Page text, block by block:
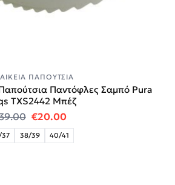
ΠΑΠΟΎΤΣΙΑ
Παπούτσια Παντόφλες Σαμπό Pura
TXS2442 Μπέζ
Original price was: €39.00.
€20.00Η τρέχουσα τιμή
38/39 40/41